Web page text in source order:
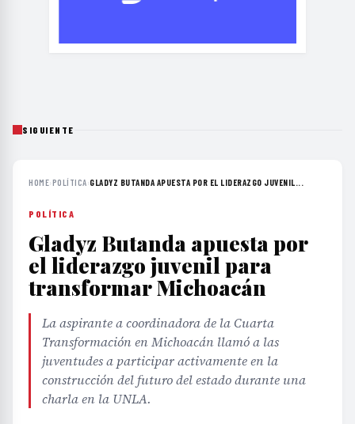
SIGUIENTE
HOME›POLÍTICA›GLADYZ BUTANDA APUESTA POR EL LIDERAZGO JUVENIL...
POLÍTICA
Gladyz Butanda apuesta por
el liderazgo juvenil para
transformar Michoacán
La aspirante a coordinadora de la Cuarta
Transformación en Michoacán llamó a las
juventudes a participar activamente en la
construcción del futuro del estado durante una
charla en la UNLA.